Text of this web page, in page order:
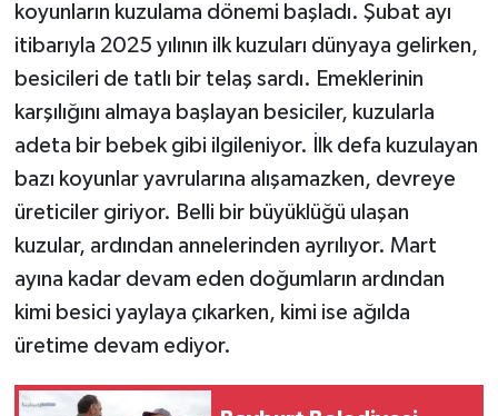
koyunların kuzulama dönemi başladı. Şubat ayı
itibarıyla 2025 yılının ilk kuzuları dünyaya gelirken,
besicileri de tatlı bir telaş sardı. Emeklerinin
karşılığını almaya başlayan besiciler, kuzularla
adeta bir bebek gibi ilgileniyor. İlk defa kuzulayan
bazı koyunlar yavrularına alışamazken, devreye
üreticiler giriyor. Belli bir büyüklüğü ulaşan
kuzular, ardından annelerinden ayrılıyor. Mart
ayına kadar devam eden doğumların ardından
kimi besici yaylaya çıkarken, kimi ise ağılda
üretime devam ediyor.